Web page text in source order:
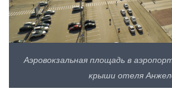
Аэровокзальная площадь в
крыши отеля